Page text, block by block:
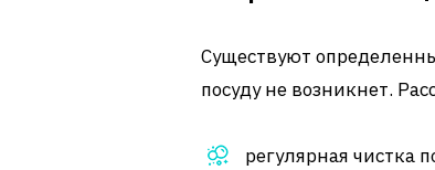
Существуют
посуду не возникнет.
регулярная чистка